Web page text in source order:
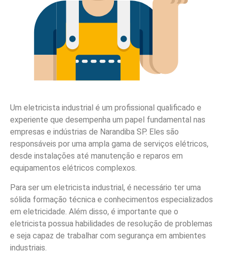
Um eletricista industrial é um profissional qualificado e
experiente que desempenha um papel fundamental nas
empresas e indústrias de Narandiba SP. Eles são
responsáveis por uma ampla gama de serviços elétricos,
desde instalações até manutenção e reparos em
equipamentos elétricos complexos.
Para ser um eletricista industrial, é necessário ter uma
sólida formação técnica e conhecimentos especializados
em eletricidade. Além disso, é importante que o
eletricista possua habilidades de resolução de problemas
e seja capaz de trabalhar com segurança em ambientes
industriais.